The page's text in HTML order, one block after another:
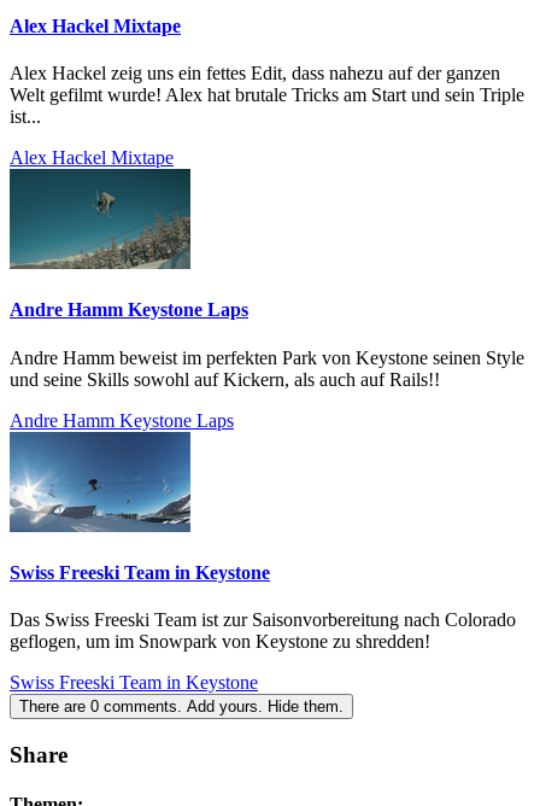
Alex Hackel Mixtape
Alex Hackel zeig uns ein fettes Edit, dass nahezu auf der ganzen
Welt gefilmt wurde! Alex hat brutale Tricks am Start und sein Triple
ist...
Alex Hackel Mixtape
Andre Hamm Keystone Laps
Andre Hamm beweist im perfekten Park von Keystone seinen Style
und seine Skills sowohl auf Kickern, als auch auf Rails!!
Andre Hamm Keystone Laps
Swiss Freeski Team in Keystone
Das Swiss Freeski Team ist zur Saisonvorbereitung nach Colorado
geflogen, um im Snowpark von Keystone zu shredden!
Swiss Freeski Team in Keystone
There are 0 comments. Add yours. Hide them.
Share